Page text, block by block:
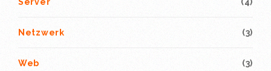
Netzwerk (3)
Web (3)